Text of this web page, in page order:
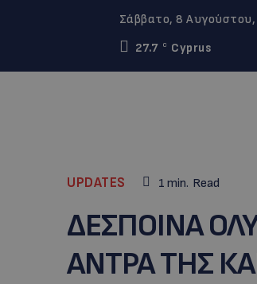
Σάββατο, 8 Αυγούστου,
27.7
C Cyprus
UPDATES 1 min. Read
ΔΕΣΠΟΙΝΑ
ΑΝΤΡΑ ΤΗΣ